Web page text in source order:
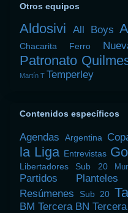
Otros equipos
Aldosivi All Boys
Chacarita Ferro
Patronato
Martín T Temperley
Contenidos específicos
Agendas Argentina
la Liga Entrevistas
Libertadores Sub 20
Partidos
Planteles
Resúmenes
Sub 20
BM Tercera BN